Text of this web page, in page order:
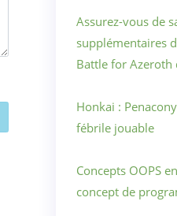
Assurez-vous de
supplémentaires
Battle for Azeroth
Honkai :
fébrile jouable
Concepts OOPS
concept de